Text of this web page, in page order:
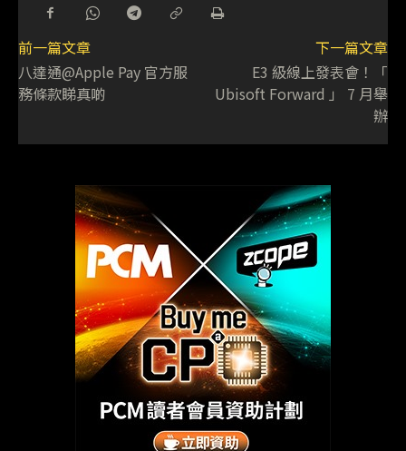
前一篇文章
八達通@Apple Pay 官方服
務條款睇真啲
下一篇文章
E3 級線上發表會！「
Ubisoft Forward 」 7 月舉
辦